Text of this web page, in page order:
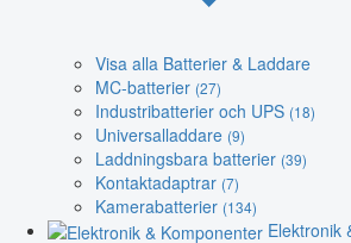
Visa alla Batterier & Laddare
MC-batterier (27)
Industribatterier och UPS (18)
Universalladdare (9)
Laddningsbara batterier (39)
Kontaktadaptrar (7)
Kamerabatterier (134)
Elektronik